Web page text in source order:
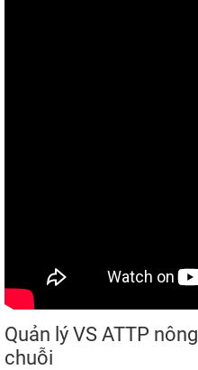
Quản lý VS ATTP
chuỗi